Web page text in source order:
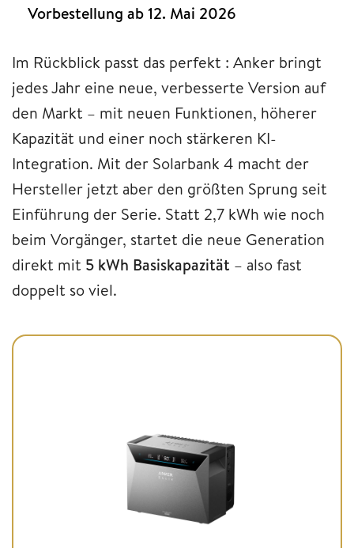
Vorbestellung ab 12. Mai 2026
Im Rückblick passt das perfekt : Anker bringt
jedes Jahr eine neue, verbesserte Version auf
den Markt – mit neuen Funktionen, höherer
Kapazität und einer noch stärkeren KI-
Integration. Mit der Solarbank 4 macht der
Hersteller jetzt aber den größten Sprung seit
Einführung der Serie. Statt 2,7 kWh wie noch
beim Vorgänger, startet die neue Generation
direkt mit 5 kWh Basiskapazität – also fast
doppelt so viel.